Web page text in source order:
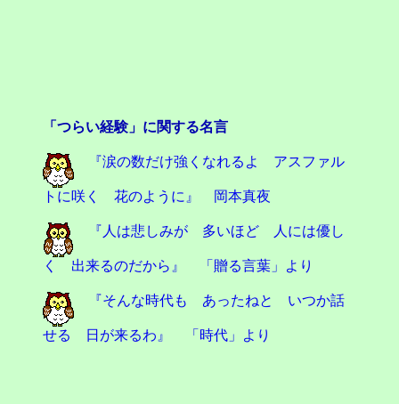
「つらい経験」に関する名言
『涙の数だけ強くなれるよ アスファル
トに咲く 花のように』 岡本真夜
『人は悲しみが 多いほど 人には優し
く 出来るのだから』 「贈る言葉」より
『そんな時代も あったねと いつか話
せる 日が来るわ』 「時代」より